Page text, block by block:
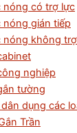
nóng có trợ lực
nóng gián tiếp
nóng không
nghiệp
tường
dụng các
Trần